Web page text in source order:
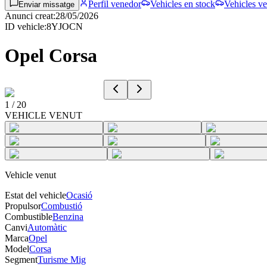
Enviar missatge Perfil venedor Vehicles en stock
Vehicles
Anunci creat:28/05/2026
ID vehicle:8YJOCN
Opel Corsa
1 / 20
VEHICLE VENUT
Vehicle venut
Estat del vehicleOcasió
PropulsorCombustió
CombustibleBenzina
CanviAutomàtic
MarcaOpel
ModelCorsa
SegmentTurisme Mig